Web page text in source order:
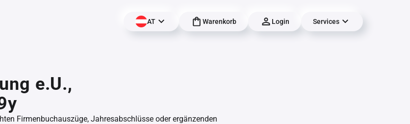
AT Warenkorb Login Services
e.U.,
Firmenbuchauszüge, Jahresabschlüsse oder ergänzenden